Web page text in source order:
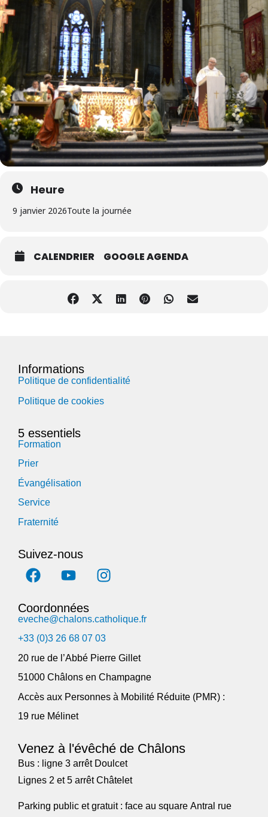
Heure
9 janvier 2026Toute la journée
CALENDRIER GOOGLE AGENDA
Informations
Politique de confidentialité
Politique de cookies
5 essentiels
Formation
Prier
Évangélisation
Service
Fraternité
Suivez-nous
Coordonnées
eveche@chalons.catholique.fr
+33 (0)3 26 68 07 03
20 rue de l’Abbé Pierre Gillet
51000 Châlons en Champagne
Accès aux Personnes à Mobilité Réduite (PMR) :
19 rue Mélinet
Venez à l'évêché de Châlons
Bus : ligne 3 arrêt Doulcet
Lignes 2 et 5 arrêt Châtelet
Parking public et gratuit : face au square Antral rue